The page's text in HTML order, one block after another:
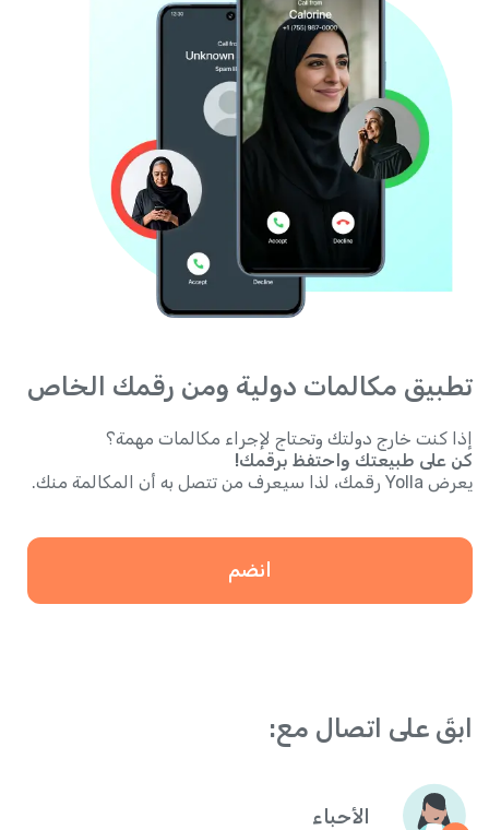
تطبيق مكالمات دولية ومن رقمك الخاص
إذا كنت خارج دولتك وتحتاج لإجراء مكالمات مهمة؟
كن على طبيعتك واحتفظ برقمك!
يعرض Yolla رقمك، لذا سيعرف من تتصل به أن المكالمة منك.
انضم
ابقَ على اتصال مع:
الأحباء